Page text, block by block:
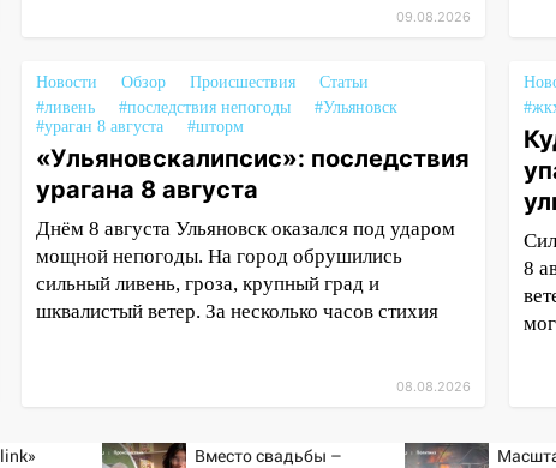
09.08.2026
Новости Обзор Происшествия
Статьи
#ливень
#последствия непогоды
#Ульяновск
#ураган 8 августа
#шторм
«Ульяновскалипсис»: последствия
урагана 8 августа
Днём 8 августа Ульяновск оказался под ударом
мощной непогоды. На город обрушились
сильный ливень, гроза, крупный град и
шквалистый ветер. За несколько часов стихия
08.08.2026
8
Вместо свадьбы –